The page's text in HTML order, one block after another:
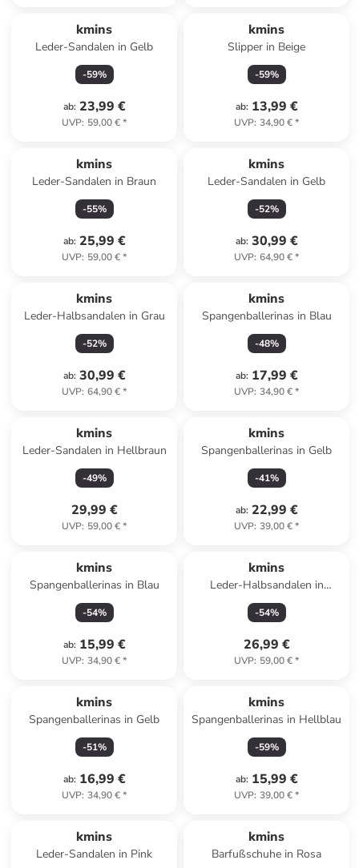
kmins
Leder-Sandalen in Gelb
-59%
ab: 23,99 €
UVP: 59,00 €*
kmins
Slipper in Beige
-59%
ab: 13,99 €
UVP: 34,90 €*
kmins
Leder-Sandalen in Braun
-55%
ab: 25,99 €
UVP: 59,00 €*
kmins
Leder-Sandalen in Gelb
-52%
ab: 30,99 €
UVP: 64,90 €*
kmins
Leder-Halbsandalen in Grau
-52%
ab: 30,99 €
UVP: 64,90 €*
kmins
Spangenballerinas in Blau
-48%
ab: 17,99 €
UVP: 34,90 €*
kmins
Leder-Sandalen in Hellbraun
-49%
29,99 €
UVP: 59,00 €*
kmins
Spangenballerinas in Gelb
-41%
ab: 22,99 €
UVP: 39,00 €*
kmins
Spangenballerinas in Blau
-54%
ab: 15,99 €
UVP: 34,90 €*
kmins
Leder-Halbsandalen in
Hellbraun
-54%
26,99 €
UVP: 59,00 €*
kmins
Spangenballerinas in Gelb
-51%
ab: 16,99 €
UVP: 34,90 €*
kmins
Spangenballerinas in Hellblau
-59%
ab: 15,99 €
UVP: 39,00 €*
kmins
Leder-Sandalen in Pink
kmins
Barfußschuhe in Rosa